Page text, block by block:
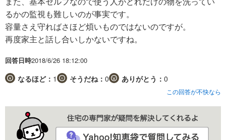
るかの監視も難しいのが事実です。
容量さえ守ればさほど煩いものではないのですが。
再度家主と話し合いしかないですね。
回答日時2018/6/26 18:12:00
なるほど： 1 そうだね： 0 ありがとう： 0
この回答が不快なら